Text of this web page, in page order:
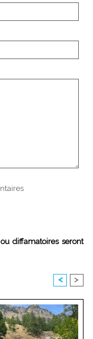
diffamatoires seront
< >